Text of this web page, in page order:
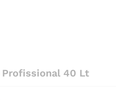
40 Lt